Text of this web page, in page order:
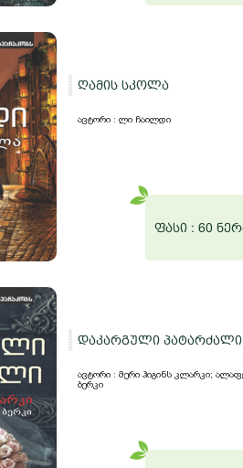
ღამის სკოლა
ავტორი : ლი ჩაილდი
ფასი : 60
დაკარგული პატარძალი
ავტორი : მერი ჰიგინს კლარკი;
ბერკი